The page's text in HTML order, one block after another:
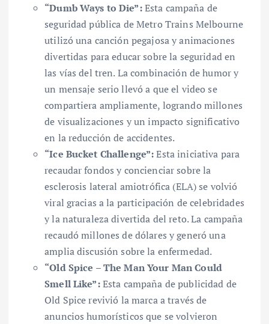
“Dumb Ways to Die”:Esta campaña de
seguridad pública de Metro Trains Melbourne
utilizó una canción pegajosa y animaciones
divertidas para educar sobre la seguridad en
las vías del tren. La combinación de humor y
un mensaje serio llevó a que el video se
compartiera ampliamente, logrando millones
de visualizaciones y un impacto significativo
en la reducción de accidentes.
“Ice Bucket Challenge”:Esta iniciativa para
recaudar fondos y concienciar sobre la
esclerosis lateral amiotrófica (ELA) se volvió
viral gracias a la participación de celebridades
y la naturaleza divertida del reto. La campaña
recaudó millones de dólares y generó una
amplia discusión sobre la enfermedad.
“Old Spice – The Man Your Man Could
Smell Like”:Esta campaña de publicidad de
Old Spice revivió la marca a través de
anuncios humorísticos que se volvieron